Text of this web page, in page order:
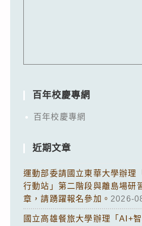
百年校慶專網
百年校慶專網
近期文章
運動部委請國立東華大學辦理
行動站」第二階段與離島場研
章，請踴躍報名參加。 2026-
國立高雄餐旅大學辦理「AI+